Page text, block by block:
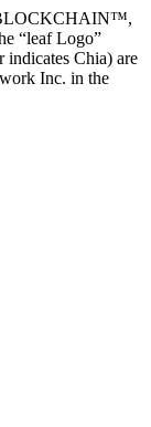
“leaf Logo”
indicates Chia) are
Inc. in the